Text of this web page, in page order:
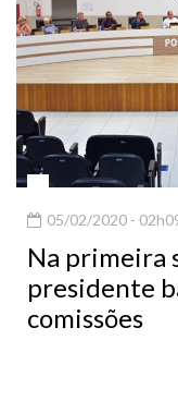
Na primeira
presidente
comissões